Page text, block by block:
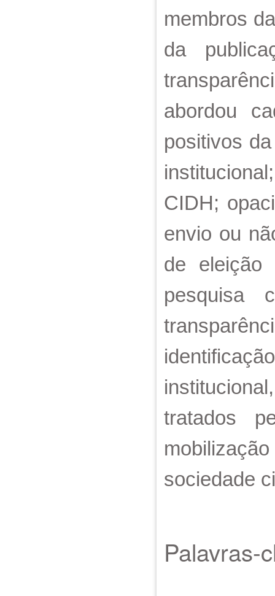
membros
da
abordou
positivos
CIDH;
envio ou
de eleição
pesquisa
tratados
sociedade
Palavras-